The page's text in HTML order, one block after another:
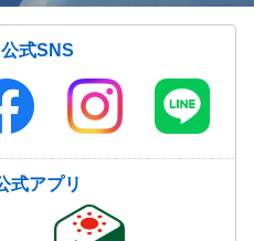
式SNS
式アプリ